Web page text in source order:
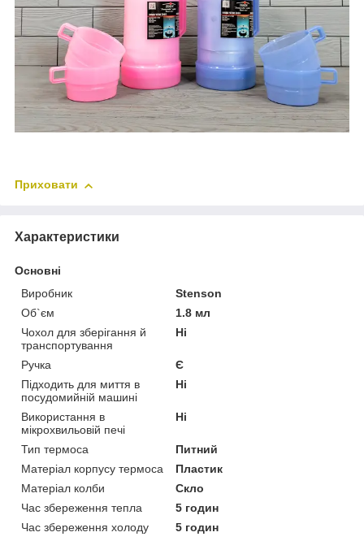
Приховати
Характеристики
Основні
Виробник
Stenson
Об`єм
1.8 мл
Чохол для зберігання й
транспортування
Ні
Ручка
Є
Підходить для миття в
посудомийній машині
Ні
Використання в
мікрохвильовій печі
Ні
Тип термоса
Питний
Матеріал корпусу термоса
Пластик
Матеріал колби
Скло
Час збереження тепла
5 годин
Час збереження холоду
5 годин